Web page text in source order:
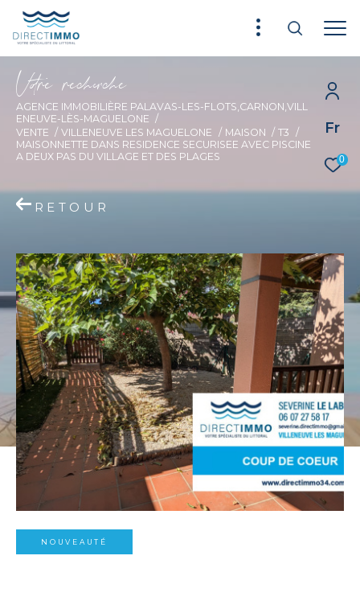
Fr
0
Vore recece
AGENCE IMMOBILIÈRE PALAVAS-LES-FLOTS,CARNON,VILL
ENEUVE-LÈS-MAGUELONE
VENTE
VILLENEUVE LES MAGUELONE MAISON
T3
MAISONNETTE DANS RESIDENCE SECURISEE AVEC PISCINE
A DEUX PAS DU VILLAGE ET DES PLAGES
RETOUR
NOUVEAUTÉ